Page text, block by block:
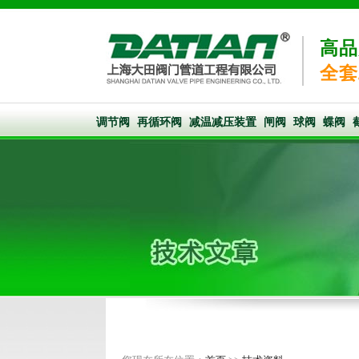
高
全
调节阀 再循环阀 减温减压装置 闸阀 球阀 蝶阀